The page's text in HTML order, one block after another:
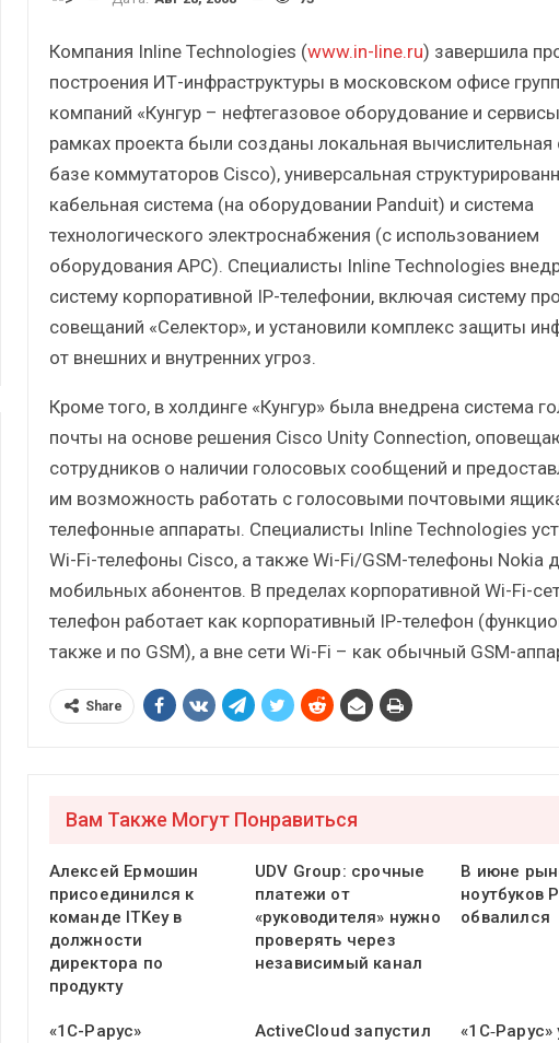
Компания Inline Technologies (www.in-line.ru) завершила
построения ИТ-инфраструктуры в московском офисе
компаний «Кунгур – нефтегазовое оборудование и
рамках проекта были созданы локальная вычислительная
базе коммутаторов Cisco), универсальная
кабельная система (на оборудовании Panduit) и система
технологического электроснабжения (с использованием
оборудования APC). Специалисты Inline Technologies
систему корпоративной IP-телефонии, включая систему
совещаний «Селектор», и установили комплекс защиты
от внешних и внутренних угроз.
Кроме того, в холдинге «Кунгур» была внедрена система
почты на основе решения Cisco Unity Connection,
сотрудников о наличии голосовых сообщений и
им возможность работать с голосовыми почтовыми
телефонные аппараты. Специалисты Inline Technologies
Wi-Fi-телефоны Cisco, а также Wi-Fi/GSM-телефоны Nokia
мобильных абонентов. В пределах корпоративной Wi-Fi-
телефон работает как корпоративный IP-телефон
также и по GSM), а вне сети Wi-Fi – как обычный GSM-
Share
Вам Также Могут Понравиться
Алексей Ермошин
присоединился к
команде ITKey в
должности
директора по
продукту
UDV Group: срочные
платежи от
«руководителя» нужно
проверять через
независимый канал
В июне
ноутбуков
обвалился
«1С-Рарус»
ActiveCloud запустил
«1С‑Рарус»
Краткий статистический
ИБП
Подкосят ли глобальные угрозы
российский рынок ИБП?
ИБП
Отрасль ИБП в
Часть